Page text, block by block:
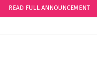
READ FULL ANNOUNCEMENT